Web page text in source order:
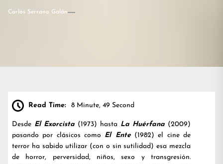
Carlos Serrano Galán
Read Time: 8 Minute, 49 Second
Desde El Exorcista (1973) hasta La Huérfana (2009)
pasando por clásicos como El Ente(1982) el cine de
terror ha sabido utilizar (con o sin sutilidad) esa mezcla
de horror, perversidad, niños, sexo y transgresión.